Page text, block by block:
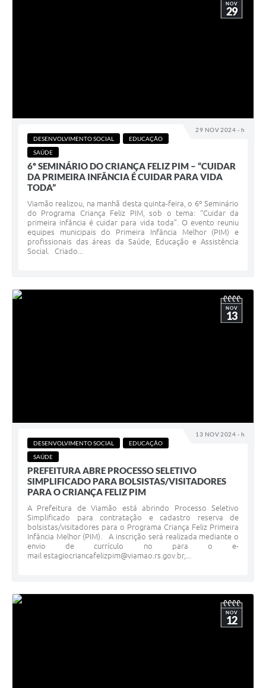
29 NOV 2024 - h
NOV
29
DESENVOLVIMENTO SOCIAL
EDUCAÇÃO
SAÚDE
6º SEMINÁRIO DO CRIANÇA FELIZ PIM – “CUIDAR
DA PRIMEIRA INFÂNCIA É CUIDAR PARA VIDA
TODA”
Viamão realizou, na manhã desta quinta-feira, o 6º Seminário
do Programa Criança Feliz PIM, sob o tema: “Cuidar da
primeira infância é cuidar para vida toda”. O evento reuniu
equipes municipais do Primeira Infância Melhor (PIM) e
profissionais das áreas da Saúde, Educação e Assistência
Social. Criado...
13 NOV 2024 - h
NOV
13
DESENVOLVIMENTO SOCIAL
EDUCAÇÃO
SAÚDE
PREFEITURA ABRE PROCESSO SELETIVO
SIMPLIFICADO PARA BOLSISTAS/VISITADORES
PARA O CRIANÇA FELIZ PIM
A Prefeitura de Viamão está abrindo Processo Seletivo
Simplificado para contratação e cadastro reserva de
bolsistas/visitadores para o Programa Criança Feliz Primeira
Infância Melhor (PIM). A inscrição será realizada mediante o
envio de currículo no para o e-
mail estagiocriancafelizpim@viamao.rs.gov.br,...
NOV
12